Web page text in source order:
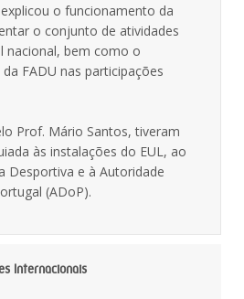
o funcionamento da
o conjunto de atividades
nacional, bem como o
FADU nas participações
Prof. Mário Santos, tiveram
às instalações do EUL, ao
Desportiva e à Autoridade
(ADoP).
Internacionais